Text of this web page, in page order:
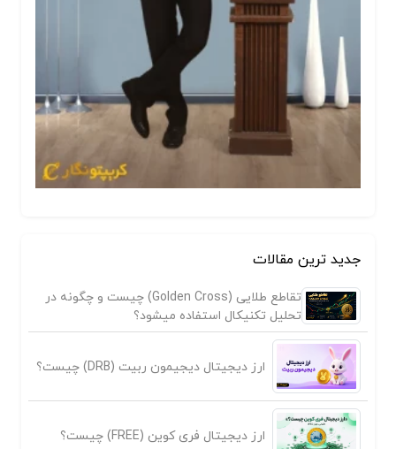
جدید ترین مقالات
تقاطع طلایی (Golden Cross) چیست و چگونه در
تحلیل تکنیکال استفاده میشود؟
ارز دیجیتال دیجیمون ربیت (DRB) چیست؟
ارز دیجیتال فری کوین (FREE) چیست؟